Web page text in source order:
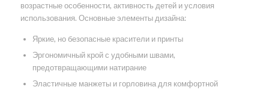
возрастные особенности, активность детей и условия
использования. Основные элементы дизайна:
Яркие, но безопасные красители и принты
Эргономичный крой с удобными швами,
предотвращающими натирание
Эластичные манжеты и горловина для комфортной